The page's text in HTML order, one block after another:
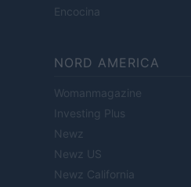
Encocina
NORD AMERICA
Womanmagazine
Investing Plus
Newz
Newz US
Newz California